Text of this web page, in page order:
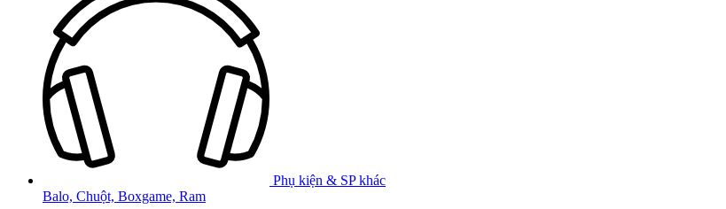
Phụ kiện & SP khác
Balo, Chuột, Boxgame, Ram